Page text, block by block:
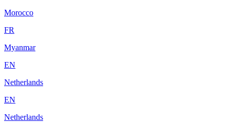
Morocco
FR
Myanmar
EN
Netherlands
EN
Netherlands